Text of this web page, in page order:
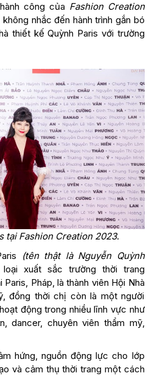
công của Fashion Creation
nhắc đến hành trình gắn bó
thiết kế Quỳnh Paris với trường
tại Fashion Creation 2023.
(tên thật là Nguyễn Quỳnh
xuất sắc trường thời trang
Paris, Pháp, là thành viên Hội Nhà
đồng thời chị còn là một người
động trong nhiều lĩnh vực như
dancer, chuyên viên thẩm mỹ,
hứng, nguồn động lực cho lớp
và cảm thụ thời trang một cách